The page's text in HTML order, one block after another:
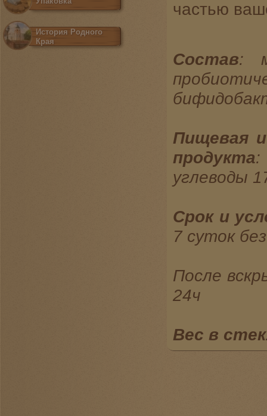
частью
Состав:
Пищевая
продукта:
углеводы
Срок и
7 суток
После
24ч
Вес в
История Родного
Края